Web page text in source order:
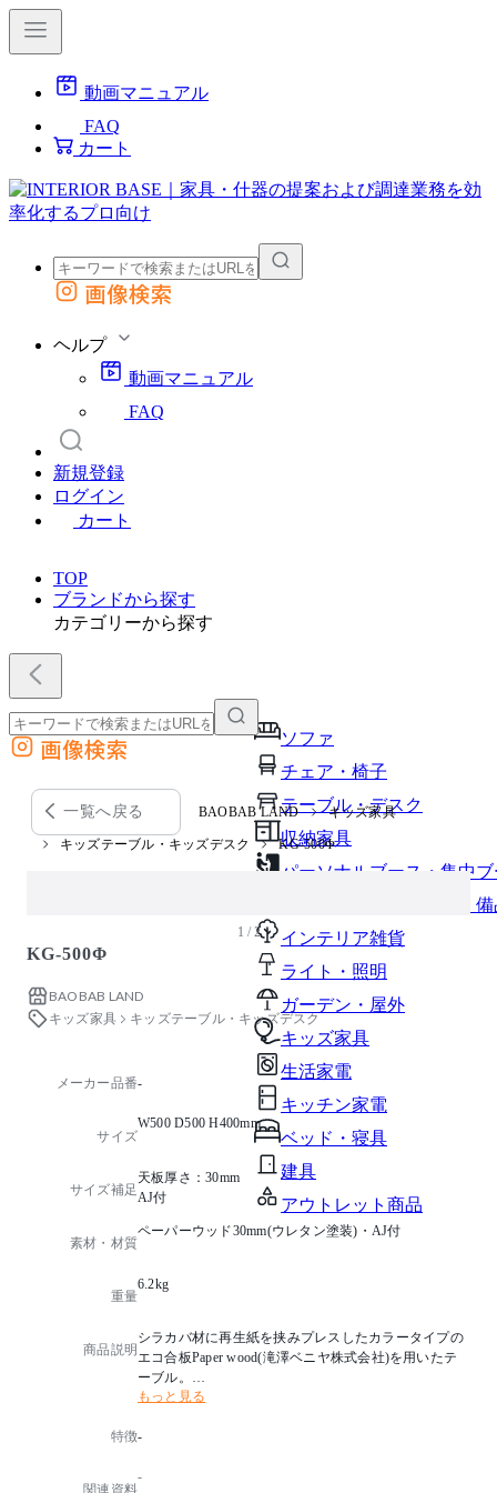
動画マニュアル
FAQ
カート
外部サイトの商品をカートに追加
画像検索
ヘルプ
動画マニュアル
FAQ
新規登録
ログイン
カート
TOP
ブランドから探す
カテゴリーから探す
ソファ
チェア・椅子
テーブル・デスク
収納家具
パーソナルブース・集中
オフィスアクセサリー・
インテリア雑貨
ライト・照明
ガーデン・屋外
キッズ家具
生活家電
キッチン家電
ベッド・寝具
建具
アウトレット商品
外部サイトの商品をカートに追加
他のサイトで見つけた商品ページのURLを貼り付けて、カートに追加できます
画像検索
一覧へ戻る BAOBAB LAND キッズ家具
キッズテーブル・キッズデスク KG-500Φ
1 / 2
KG-500Φ
BAOBAB LAND
キッズ家具
キッズテーブル・キッズデスク
メーカー品番-
サイズ
W500 D500 H400mm
サイズ補足
天板厚さ：30mm
AJ付
素材・材質
ペーパーウッド30mm(ウレタン塗装)・AJ付
重量
6.2kg
商品説明
シラカバ材に再生紙を挟みプレスしたカラータイプの
エコ合板Paper wood(滝澤ベニヤ株式会社)を用いたテ
ーブル。
鮮やかに仕上げたきれいな積層断面がさりげないアク
赤と緑の２色からお選びいただけます。
・組立品での出荷となります。(脚：ビス止め仕様)
もっと見る
特徴-
関連資料
-